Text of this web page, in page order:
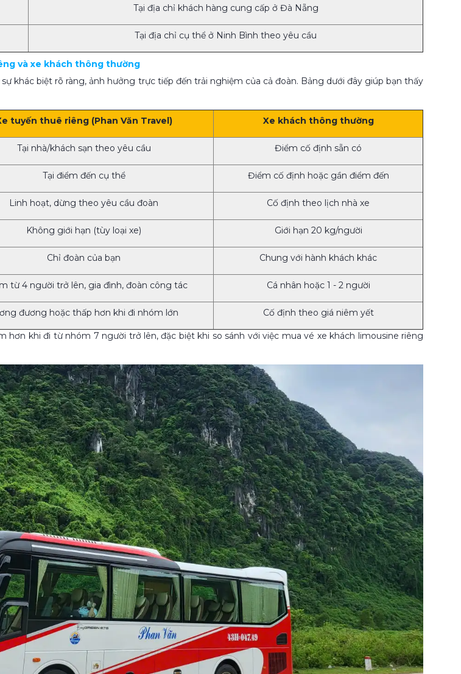
Tại địa chỉ khách hàng cung cấp ở Đà Nẵng
Tại địa chỉ cụ thể ở Ninh Bình theo yêu cầu
và xe khách thông thường
khác biệt rõ ràng, ảnh hưởng trực tiếp đến trải nghiệm của cả đoàn. Bảng dưới đây giúp bạn thấy
tuyến thuê riêng (Phan Văn Travel) Xe khách thông thường
Tại nhà/khách sạn theo yêu cầu Điểm cố định sẵn có
Tại điểm đến cụ thể Điểm cố định hoặc gần điểm đến
Linh hoạt, dừng theo yêu cầu đoàn Cố định theo lịch nhà xe
Không giới hạn (tùy loại xe) Giới hạn 20 kg/người
Chỉ đoàn của bạn Chung với hành khách khác
từ 4 người trở lên, gia đình, đoàn công tác Cá nhân hoặc 1 - 2 người
đương hoặc thấp hơn khi đi nhóm lớn Cố định theo giá niêm yết
hơn khi đi từ nhóm 7 người trở lên, đặc biệt khi so sánh với việc mua vé xe khách limousine riêng